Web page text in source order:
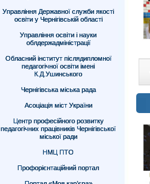
Управління Державної служби якості
освіти у Чернігівській області
Управління освіти і науки
облдержадміністрації
Обласний інститут післядипломної
педагогічної освіти імені
К.Д.Ушинського
Чернігівська міська рада
Асоціація міст України
Центр професійного розвитку
педагогічних працівників Чернігівської
міської ради
НМЦ ПТО
Профорієнтаційний портал